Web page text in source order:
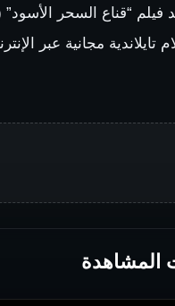
تايلاندية مجانية عبر
المشاهدة